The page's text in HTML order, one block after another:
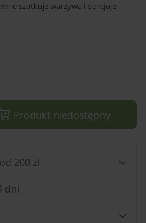
szatkuje warzywa i porcjuje
Produkt niedostępny
200 zł
dni